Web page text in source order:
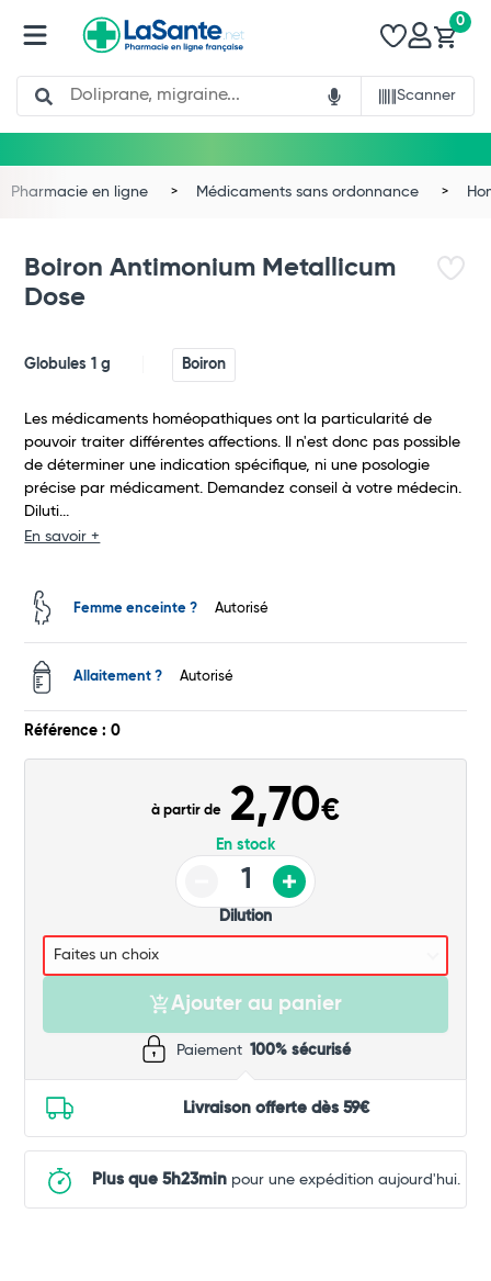
Search
Scanner
0
Total
Pharmacie en ligne Médicaments sans ordonnance
Boiron Antimonium Metallicum
Dose
Globules 1 g Boiron
Les médicaments homéopathiques ont la particularité de
pouvoir traiter différentes affections. Il n'est donc pas possible
de déterminer une indication spécifique, ni une posologie
précise par médicament. Demandez conseil à votre médecin.
Diluti...
En savoir +
Femme enceinte ? Autorisé
Allaitement ? Autorisé
Référence : 0
à partir de 2,70€
En stock
Dilution
Ajouter au panier
Paiement 100% sécurisé
Livraison offerte dès 59€
Plus que 5h23min pour une expédition aujourd'hui.